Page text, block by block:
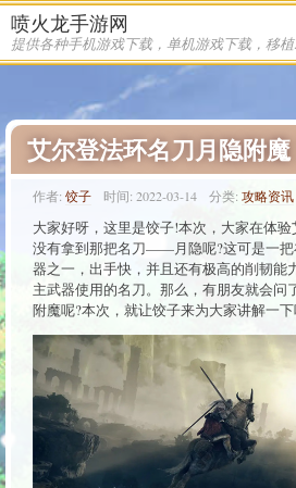
喷火龙手游网
提供各
作者: 饺子 时间: 2022-03-14 分类: 攻略资讯
大家好呀，这里是饺子!本次，大家在体
没有拿到那把名刀——月隐呢?这可是一
器之一，出手快，并且还有极高的削韧能
主武器使用的名刀。那么，有朋友就会问
附魔呢?本次，就让饺子来为大家讲解一